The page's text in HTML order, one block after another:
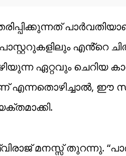
എൻ്റെ
ഏറ്റവും ചെറിയ
ഈ
മനസ്സ് തുറന്നു.